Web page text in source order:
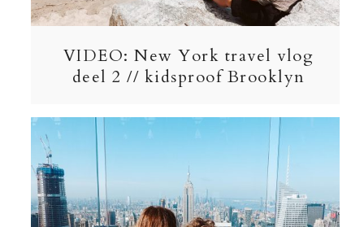
VIDEO: New York travel vlog
deel 2 // kidsproof Brooklyn